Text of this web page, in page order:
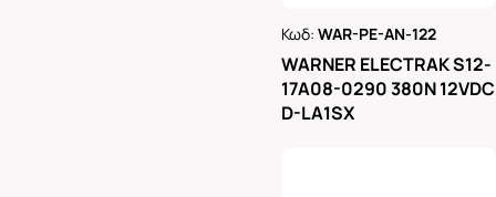
Κωδ:WAR-PE-AN-122
WARNER ELECTRAK S12-
17A08-0290 380N 12VDC
D-LA1SX